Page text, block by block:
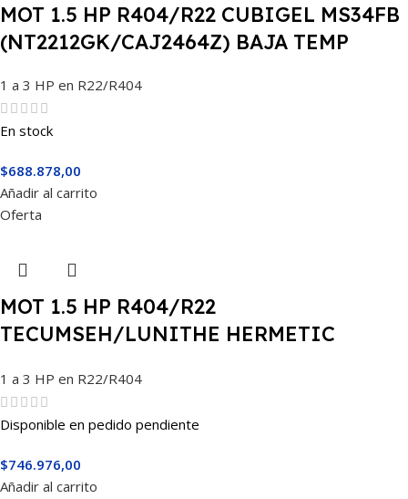
MOT 1.5 HP R404/R22 CUBIGEL MS34FB
(NT2212GK/CAJ2464Z) BAJA TEMP
1 a 3 HP en R22/R404
En stock
$688.878,00
Añadir al carrito
Oferta
MOT 1.5 HP R404/R22
TECUMSEH/LUNITHE HERMETIC
1 a 3 HP en R22/R404
Disponible en pedido pendiente
$746.976,00
Añadir al carrito